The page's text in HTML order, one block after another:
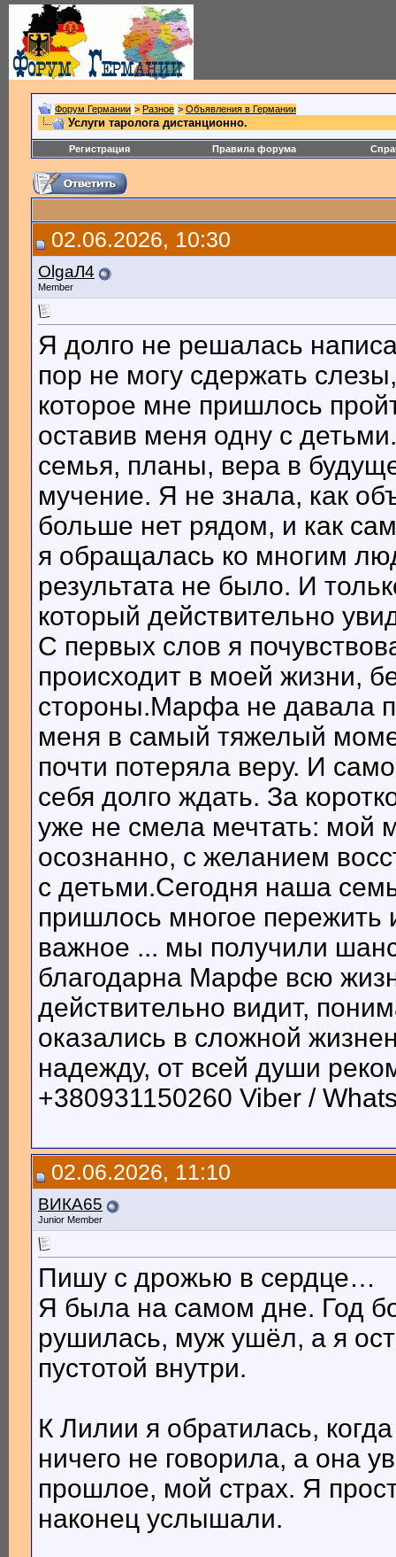
Форум Германии > Разное > Объявления в Германии
Услуги таролога дистанционно.
Регистрация Правила форума
02.06.2026, 10:30
OlgaЛ4
Member
Я долго не решалась
пор не могу сдержать
которое мне пришлось
оставив меня одну с
семья, планы, вера в
мучение. Я не знала, как
больше нет рядом, и как
я обращалась ко многим
результата не было. И
который действительно
С первых слов я
происходит в моей жизни,
стороны.Марфа не давала
меня в самый тяжелый
почти потеряла веру. И
себя долго ждать. За
уже не смела мечтать: мой
осознанно, с желанием
с детьми.Сегодня наша
пришлось многое пережить
важное ... мы получили
благодарна Марфе всю
действительно видит,
оказались в сложной
надежду, от всей души
+380931150260 Viber /
02.06.2026, 11:10
ВИКА65
Junior Member
Пишу с дрожью в сердце…
Я была на самом дне. Год
рушилась, муж ушёл, а я
пустотой внутри.
К Лилии я обратилась,
ничего не говорила, а она
прошлое, мой страх. Я
наконец услышали.